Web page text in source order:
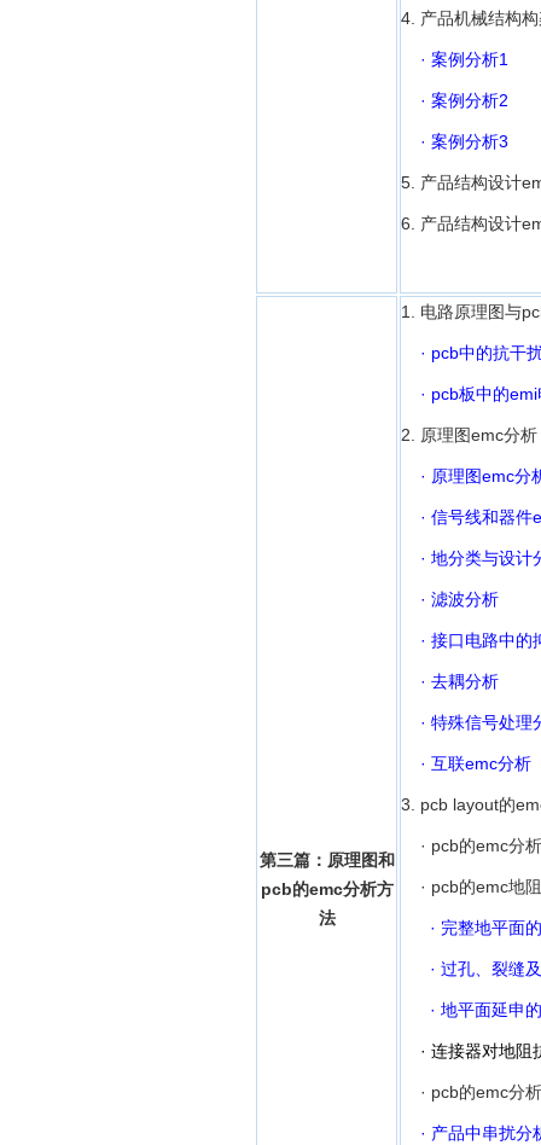
4. 产品机械结构
· 案例分析1
· 案例分析2
· 案例分析3
5. 产品结构设计
6. 产品结构设计
第三篇：原理图和
pcb的emc分析方
法
1. 电路原理图与
· pcb中的抗干
· pcb板中的emi
2. 原理图emc分析
· 原理图emc分
· 信号线和器件
· 地分类与设计
· 滤波分析
· 接口电路中的
· 去耦分析
· 特殊信号处理
· 互联emc分析
3. pcb layout的
· pcb的emc分
· pcb的emc地
· 完整地平面
· 过孔、裂缝及
· 地平面延申的
· 连接器对地阻
· pcb的emc分
· 产品中串扰分